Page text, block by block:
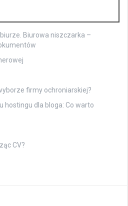
Biurowa niszczarka –
firmy ochroniarskiej?
hostingu dla bloga: Co warto
CV?